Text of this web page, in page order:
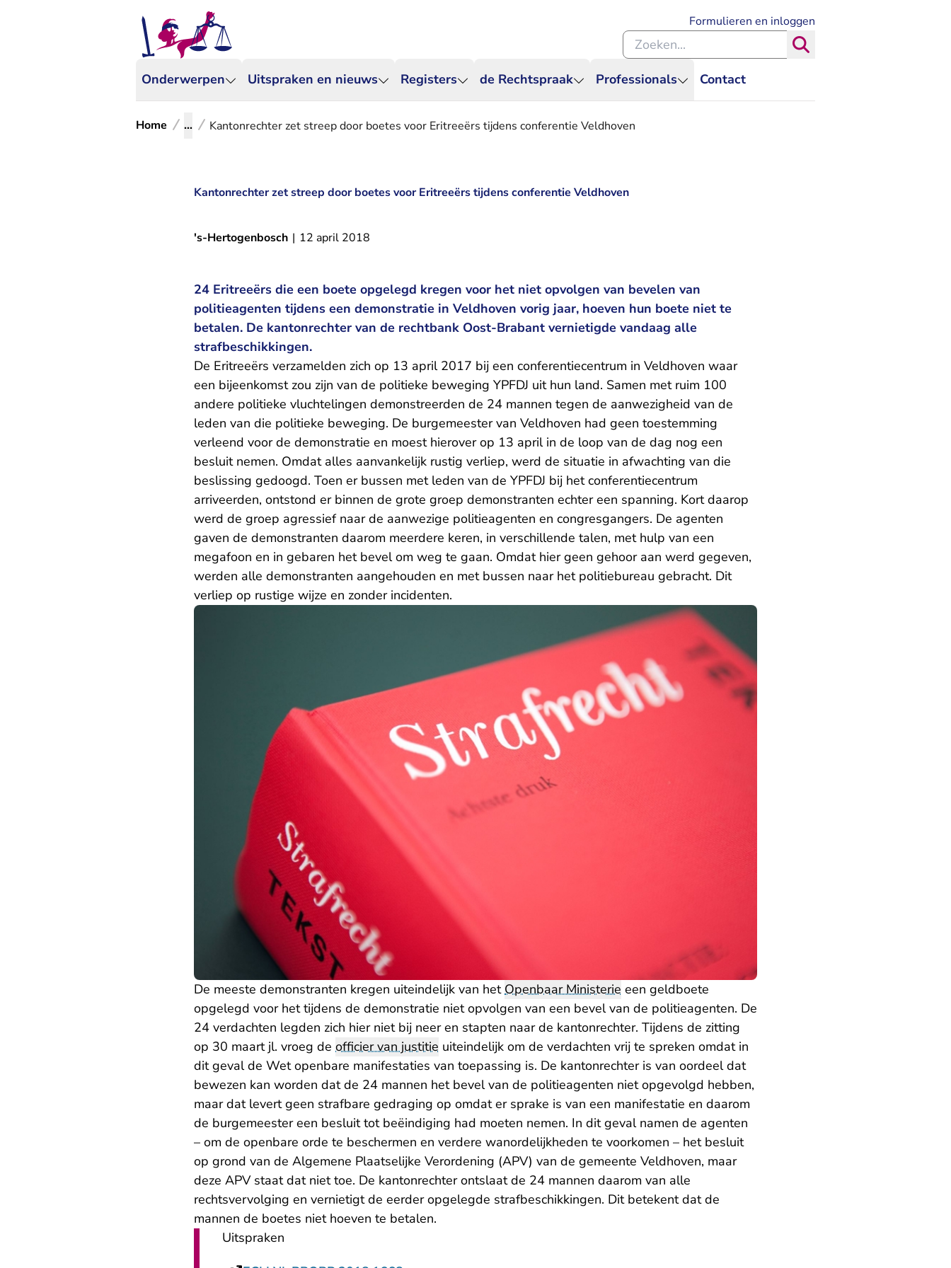
Onderwerpen Uitspraken en nieuws Registers de Rechtspraak Professionals Contact
Formulieren en inloggen
Zoeken binnen de Rechtspraak
Home ... Kantonrechter zet streep door boetes voor Eritreeërs tijdens conferentie Veldhoven
Kantonrechter zet streep door boetes voor Eritreeërs tijdens conferentie Veldhoven
's-Hertogenbosch | 12 april 2018
24 Eritreeërs die een boete opgelegd kregen voor het niet opvolgen van bevelen van
politieagenten tijdens een demonstratie in Veldhoven vorig jaar, hoeven hun boete niet te
betalen. De kantonrechter van de rechtbank Oost-Brabant vernietigde vandaag alle
strafbeschikkingen.
De Eritreeërs verzamelden zich op 13 april 2017 bij een conferentiecentrum in Veldhoven waar
een bijeenkomst zou zijn van de politieke beweging YPFDJ uit hun land. Samen met ruim 100
andere politieke vluchtelingen demonstreerden de 24 mannen tegen de aanwezigheid van de
leden van die politieke beweging. De burgemeester van Veldhoven had geen toestemming
verleend voor de demonstratie en moest hierover op 13 april in de loop van de dag nog een
besluit nemen. Omdat alles aanvankelijk rustig verliep, werd de situatie in afwachting van die
beslissing gedoogd. Toen er bussen met leden van de YPFDJ bij het conferentiecentrum
arriveerden, ontstond er binnen de grote groep demonstranten echter een spanning. Kort daarop
werd de groep agressief naar de aanwezige politieagenten en congresgangers. De agenten
gaven de demonstranten daarom meerdere keren, in verschillende talen, met hulp van een
megafoon en in gebaren het bevel om weg te gaan. Omdat hier geen gehoor aan werd gegeven,
werden alle demonstranten aangehouden en met bussen naar het politiebureau gebracht. Dit
verliep op rustige wijze en zonder incidenten.
De meeste demonstranten kregen uiteindelijk van hetOpenbaar Ministerie een geldboete
opgelegd voor het tijdens de demonstratie niet opvolgen van een bevel van de politieagenten. De
24 verdachten legden zich hier niet bij neer en stapten naar de kantonrechter. Tijdens de zitting
op 30 maart jl. vroeg de officier van justitie uiteindelijk om de verdachten vrij te spreken omdat in
dit geval de Wet openbare manifestaties van toepassing is. De kantonrechter is van oordeel dat
bewezen kan worden dat de 24 mannen het bevel van de politieagenten niet opgevolgd hebben,
maar dat levert geen strafbare gedraging op omdat er sprake is van een manifestatie en daarom
de burgemeester een besluit tot beëindiging had moeten nemen. In dit geval namen de agenten
– om de openbare orde te beschermen en verdere wanordelijkheden te voorkomen – het besluit
op grond van de Algemene Plaatselijke Verordening (APV) van de gemeente Veldhoven, maar
deze APV staat dat niet toe. De kantonrechter ontslaat de 24 mannen daarom van alle
rechtsvervolging en vernietigt de eerder opgelegde strafbeschikkingen. Dit betekent dat de
mannen de boetes niet hoeven te betalen.
Uitspraken